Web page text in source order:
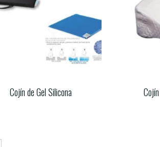
Cojín de Gel Silicona